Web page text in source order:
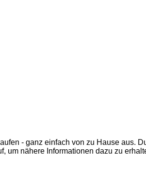
- ganz einfach von zu Hause aus.
nähere Informationen dazu zu